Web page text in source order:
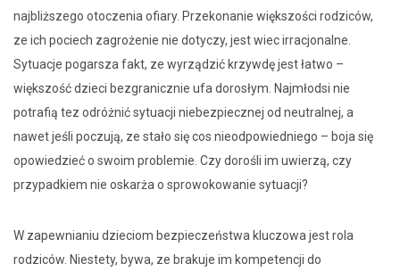
najbliższego otoczenia ofiary. Przekonanie większości rodziców,
ze ich pociech zagrożenie nie dotyczy, jest wiec irracjonalne.
Sytuacje pogarsza fakt, ze wyrządzić krzywdę jest łatwo –
większość dzieci bezgranicznie ufa dorosłym. Najmłodsi nie
potrafią tez odróżnić sytuacji niebezpiecznej od neutralnej, a
nawet jeśli poczują, ze stało się cos nieodpowiedniego – boja się
opowiedzieć o swoim problemie. Czy dorośli im uwierzą, czy
przypadkiem nie oskarża o sprowokowanie sytuacji?
W zapewnianiu dzieciom bezpieczeństwa kluczowa jest rola
rodziców. Niestety, bywa, ze brakuje im kompetencji do